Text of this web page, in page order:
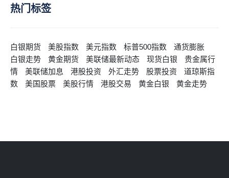
热门标签
白银期货 美股指数 美元指数 标普500指数
通货膨胀
白银走势
黄金期货 美联储最新动态 现货白银
贵金属行
情
美联储加息 港股投资 外汇走势 股票投资
道琼斯指
数
美国股票 美股行情 港股交易 黄金白银 黄金走势